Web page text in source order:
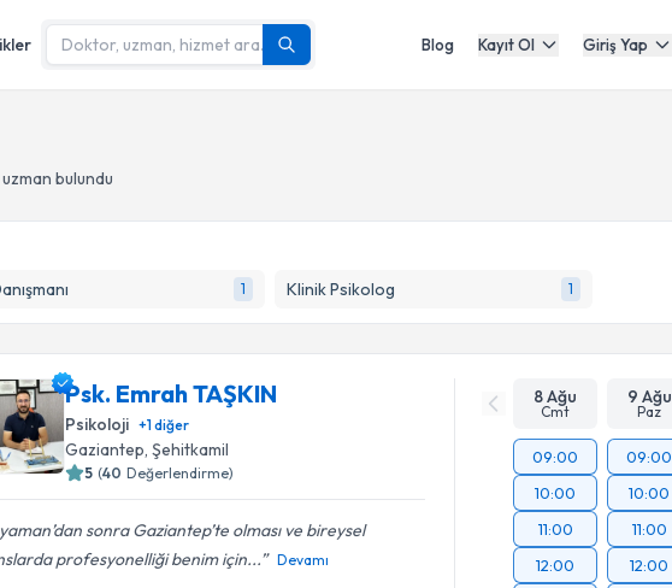
Blog Kayıt Ol Giriş Yap
bulundu
1 Klinik Psikolog 1
Psk. Emrah TAŞKIN
Psikoloji +1diğer
Gaziantep, Şehitkamil
5 (40 Değerlendirme)
sonra Gaziantep’te olması ve bireysel
profesyonelliği benim için...
Devamı
8 Ağu
Cmt
9 Ağu
Paz
09:00
10:00
11:00
12:00
09:00
10:00
11:00
12:00